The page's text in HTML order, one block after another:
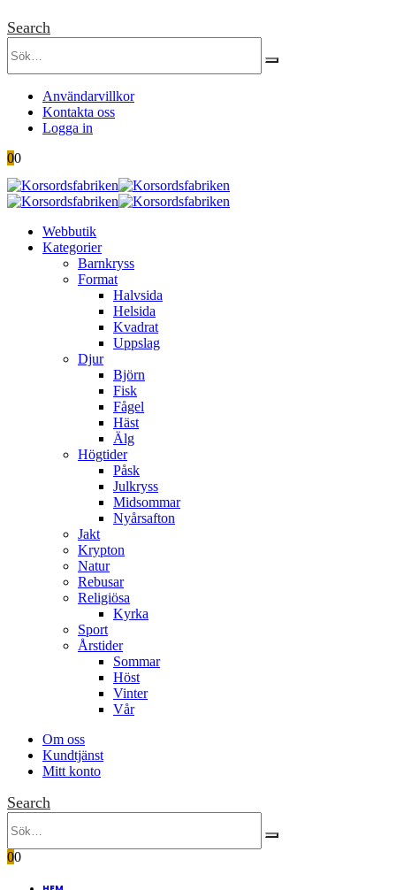
Search
Användarvillkor
Kontakta oss
Logga in
00
Webbutik
Kategorier
Barnkryss
Format
Halvsida
Helsida
Kvadrat
Uppslag
Djur
Björn
Fisk
Fågel
Häst
Älg
Högtider
Påsk
Julkryss
Midsommar
Nyårsafton
Jakt
Krypton
Natur
Rebusar
Religiösa
Kyrka
Sport
Årstider
Sommar
Höst
Vinter
Vår
Om oss
Kundtjänst
Mitt konto
Search
00